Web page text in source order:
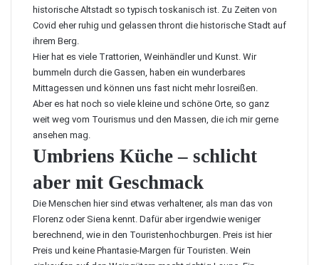
historische Altstadt so typisch toskanisch ist. Zu Zeiten von
Covid eher ruhig und gelassen thront die historische Stadt auf
ihrem Berg.
Hier hat es viele Trattorien, Weinhändler und Kunst. Wir
bummeln durch die Gassen, haben ein wunderbares
Mittagessen und können uns fast nicht mehr losreißen.
Aber es hat noch so viele kleine und schöne Orte, so ganz
weit weg vom Tourismus und den Massen, die ich mir gerne
ansehen mag.
Umbriens Küche – schlicht
aber mit Geschmack
Die Menschen hier sind etwas verhaltener, als man das von
Florenz oder Siena kennt. Dafür aber irgendwie weniger
berechnend, wie in den Touristenhochburgen. Preis ist hier
Preis und keine Phantasie-Margen für Touristen. Wein